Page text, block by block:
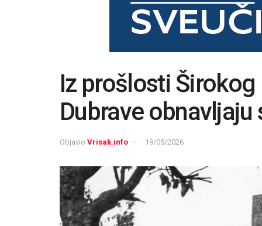
Iz prošlosti
Dubrave
Objavio Vrisak.info 19/05/2026